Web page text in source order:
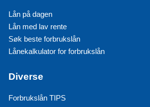
Lån på dagen
Lån med lav rente
Søk beste forbrukslån
Lånekalkulator for forbrukslån
Diverse
Forbrukslån TIPS